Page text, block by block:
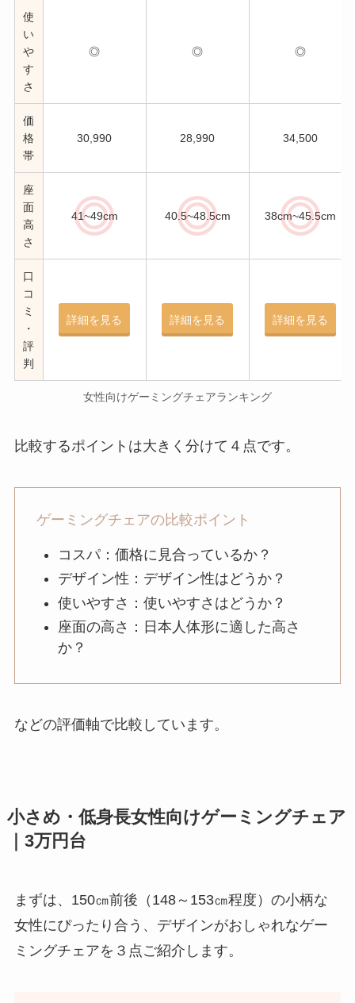
使
い
や
す
さ
◎ ◎ ◎
価
格
帯
30,990 28,990 34,500
座
面
高
さ
41~49cm 40.5~48.5cm 38cm~45.5cm
口
コ
ミ
・
評
判
詳細を見る 詳細を見る 詳細を見る
女性向けゲーミングチェアランキング
比較するポイントは大きく分けて４点です。
ゲーミングチェアの比較ポイント
コスパ：価格に見合っているか？
デザイン性：デザイン性はどうか？
使いやすさ：使いやすさはどうか？
座面の高さ：日本人体形に適した高さ
か？
などの評価軸で比較しています。
小さめ・低身長女性向けゲーミングチェア
｜3万円台
まずは、150㎝前後（148～153㎝程度）の小柄な
女性にぴったり合う、デザインがおしゃれなゲー
ミングチェアを３点ご紹介します。